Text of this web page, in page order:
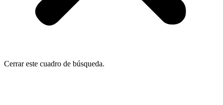
Cerrar este cuadro de búsqueda.